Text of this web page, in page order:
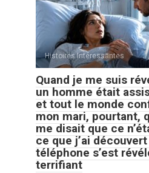
Histoires Intéressantes
Quand je me suis
un homme était
et tout le monde
mon mari, pourtant,
me disait que ce
ce que j’ai
téléphone s’est
terrifiant